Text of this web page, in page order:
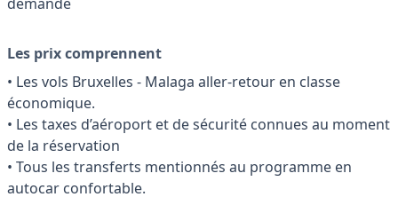
Les prix comprennent
• Les vols Bruxelles - Malaga aller-retour en classe
économique.
• Les taxes d’aéroport et de sécurité connues au moment
de la réservation
• Tous les transferts mentionnés au programme en
autocar confortable.